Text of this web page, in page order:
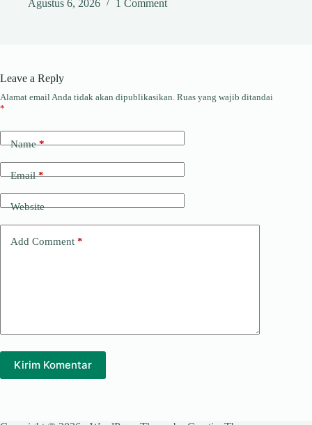
Agustus 6, 2026
1 Comment
Leave a Reply
Alamat email Anda tidak akan dipublikasikan. Ruas yang wajib ditandai
*
Name*
Email*
Website
Add Comment *
Kirim Komentar